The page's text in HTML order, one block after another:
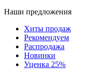
Наши предложения
Хиты продаж
Рекомендуем
Распродажа
Новинки
Уценка 25%